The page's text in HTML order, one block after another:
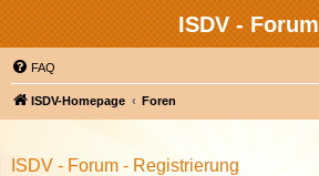
ISDV - Forum
FAQ
ISDV-Homepage Foren
ISDV - Forum - Registrierung